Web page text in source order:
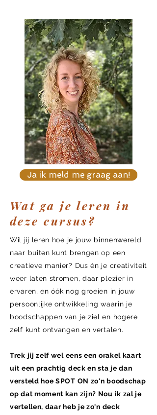
Ja ik meld me graag aan!
Wat ga je leren in
deze cursus?
Wil jij leren hoe je jouw binnenwereld
naar buiten kunt brengen op een
creatieve manier? Dus én je creativiteit
weer laten stromen, daar plezier in
ervaren, en óók nog groeien in jouw
persoonlijke ontwikkeling waarin je
boodschappen van je ziel en hogere
zelf kunt ontvangen en vertalen.
Trek jij zelf wel eens een orakel kaart
uit een prachtig deck en sta je dan
versteld hoe SPOT ON zo'n boodschap
op dat moment kan zijn? Nou ik zal je
vertellen, daar heb je zo'n deck